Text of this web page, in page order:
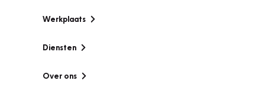
Werkplaats
Diensten
Over ons